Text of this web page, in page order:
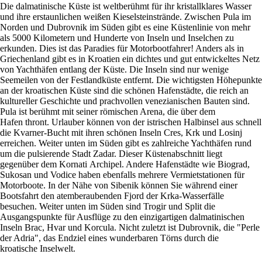
Die dalmatinische Küste ist weltberühmt für ihr kristallklares Wasser
und ihre erstaunlichen weißen Kieselsteinstrände. Zwischen Pula im
Norden und Dubrovnik im Süden gibt es eine Küstenlinie von mehr
als 5000 Kilometern und Hunderte von Inseln und Inselchen zu
erkunden. Dies ist das Paradies für Motorbootfahrer! Anders als in
Griechenland gibt es in Kroatien ein dichtes und gut entwickeltes Netz
von Yachthäfen entlang der Küste. Die Inseln sind nur wenige
Seemeilen von der Festlandküste entfernt. Die wichtigsten Höhepunkte
an der kroatischen Küste sind die schönen Hafenstädte, die reich an
kultureller Geschichte und prachvollen venezianischen Bauten sind.
Pula ist berühmt mit seiner römischen Arena, die über dem
Hafen thront. Urlauber können von der istrischen Halbinsel aus schnell
die Kvarner-Bucht mit ihren schönen Inseln Cres, Krk und Losinj
erreichen. Weiter unten im Süden gibt es zahlreiche Yachthäfen rund
um die pulsierende Stadt Zadar. Dieser Küstenabschnitt liegt
gegenüber dem Kornati Archipel. Andere Hafenstädte wie Biograd,
Sukosan und Vodice haben ebenfalls mehrere Vermietstationen für
Motorboote. In der Nähe von Sibenik können Sie während einer
Bootsfahrt den atemberaubenden Fjord der Krka-Wasserfälle
besuchen. Weiter unten im Süden sind Trogir und Split die
Ausgangspunkte für Ausflüge zu den einzigartigen dalmatinischen
Inseln Brac, Hvar und Korcula. Nicht zuletzt ist Dubrovnik, die "Perle
der Adria", das Endziel eines wunderbaren Törns durch die
kroatische Inselwelt.